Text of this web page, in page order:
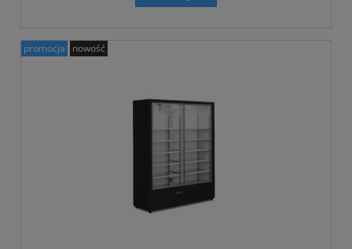
promocja nowość